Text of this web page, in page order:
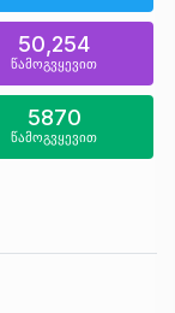
50,254
წამოგვყევით
5870
წამოგვყევით